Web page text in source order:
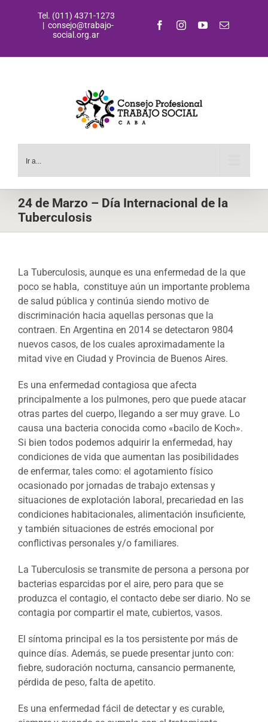
Tel. (011) 4371-1273
| consejo@trabajo-
social.org.ar
FacebookInstagramYouTubeCorreo
Ir a...
24 de Marzo – Día Internacional de la
Tuberculosis
La Tuberculosis, aunque es una enfermedad de la que
poco se habla, constituye aún un importante problema
de salud pública y continúa siendo motivo de
discriminación hacia aquellas personas que la
contraen. En Argentina en 2014 se detectaron 9804
nuevos casos, de los cuales aproximadamente la
mitad vive en Ciudad y Provincia de Buenos Aires.
Es una enfermedad contagiosa que afecta
principalmente a los pulmones, pero que puede atacar
otras partes del cuerpo, llegando a ser muy grave. Lo
causa una bacteria conocida como «bacilo de Koch».
Si bien todos podemos adquirir la enfermedad, hay
condiciones de vida que aumentan las posibilidades
de enfermar, tales como: el agotamiento físico
ocasionado por jornadas de trabajo extensas y
situaciones de explotación laboral, precariedad en las
condiciones habitacionales, alimentación insuficiente,
y también situaciones de estrés emocional por
conflictivas personales y/o familiares.
La Tuberculosis se transmite de persona a persona por
bacterias esparcidas por el aire, pero para que se
produzca el contagio, el contacto debe ser diario. No se
contagia por compartir el mate, cubiertos, vasos.
El síntoma principal es la tos persistente por más de
quince días. Además, se puede presentar junto con:
fiebre, sudoración nocturna, cansancio permanente,
pérdida de peso, falta de apetito.
Es una enfermedad fácil de detectar y es curable,